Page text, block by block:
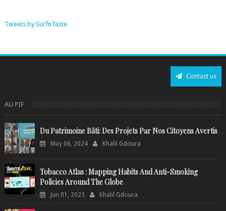
Tweets by SurfnTaste
Contact us
AU PIF
Du Patrimoine Bâti: Des Projets Par Nos Citoyens Avertis
May 06, 2024 Khalil Gdoura
Tobacco Atlas : Mapping Habits And Anti-Smoking
Policies Around The Globe
Jun 01, 2023 Khalil Gdoura